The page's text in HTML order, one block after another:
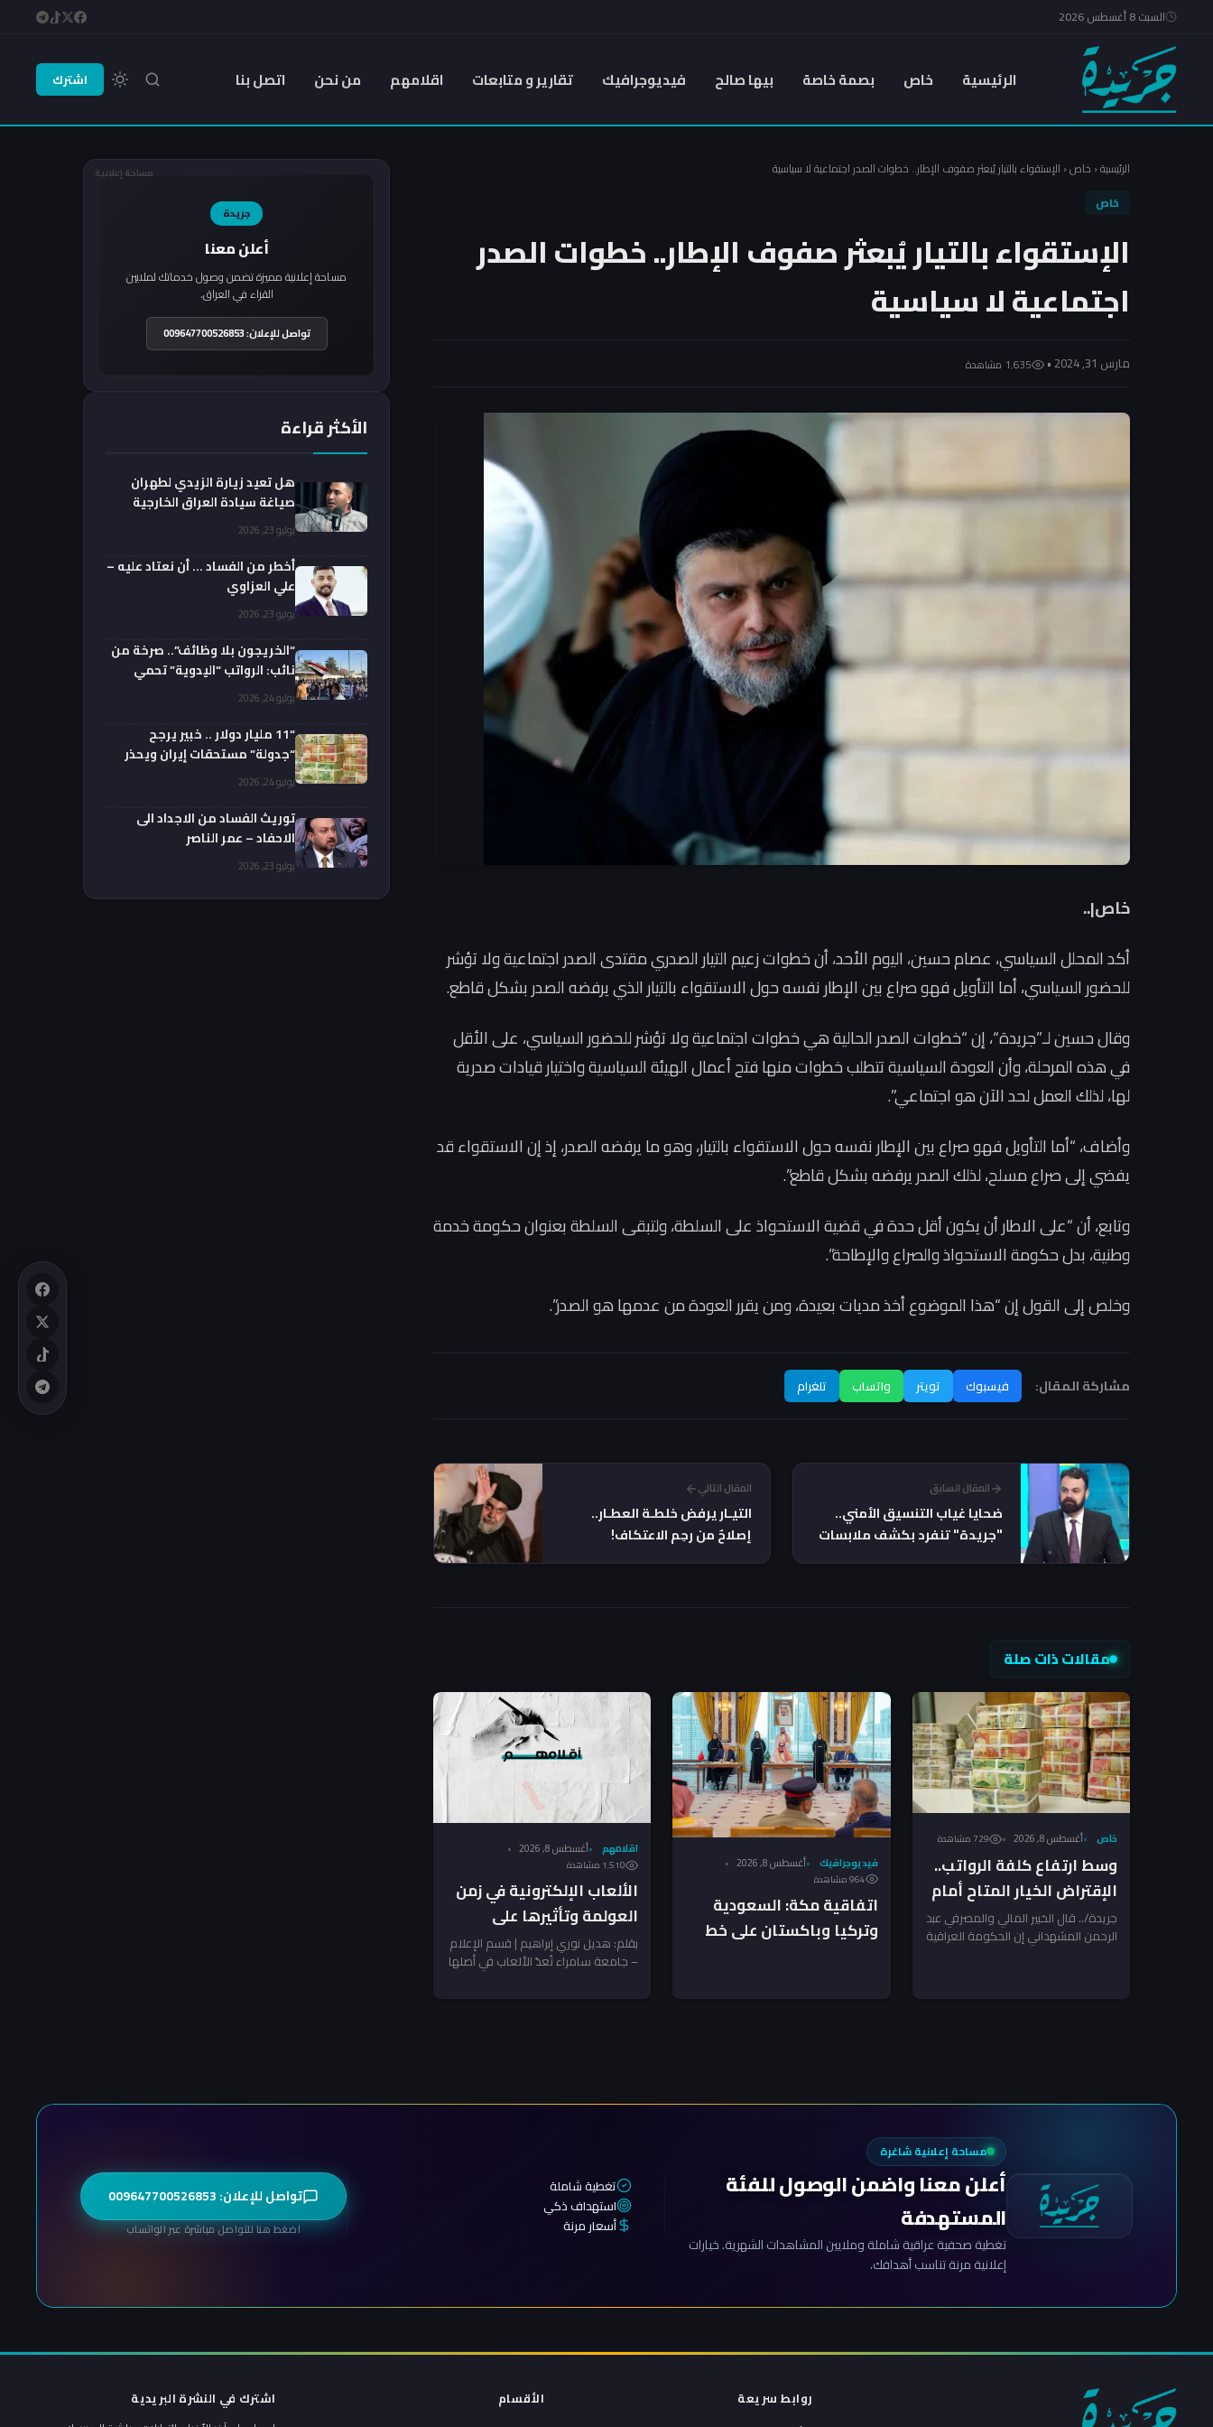
السبت 8 أغسطس 2026
الرئيسية خاص بصمة خاصة بيها صالح فيديوجرافيك تقارير و متابعات اقلامهم من نحن اتصل بنا اشترك
الرئيسية‹ خاص‹ الإستقواء بالتيار يُبعثر صفوف الإطار.. خطوات الصدر اجتماعية لا سياسية
خاص
الإستقواء بالتيار يُبعثر صفوف الإطار.. خطوات الصدر
اجتماعية لا سياسية
مارس 31, 2024 • 1٬635 مشاهدة
خاص|..
أكد المحلل السياسي، عصام حسين، اليوم الأحد، أن خطوات زعيم التيار الصدري مقتدى الصدر اجتماعية ولا تؤشر
للحضور السياسي، أما التأويل فهو صراع بين الإطار نفسه حول الاستقواء بالتيار الذي يرفضه الصدر بشكل قاطع.
وقال حسين لـ”جريدة“، إن “خطوات الصدر الحالية هي خطوات اجتماعية ولا تؤشر للحضور السياسي، على الأقل
في هذه المرحلة، وأن العودة السياسية تتطلب خطوات منها فتح أعمال الهيئة السياسية واختيار قيادات صدرية
لها، لذلك العمل لحد الآن هو اجتماعي”.
وأضاف، “أما التأويل فهو صراع بين الإطار نفسه حول الاستقواء بالتيار، وهو ما يرفضه الصدر، إذ إن الاستقواء قد
يفضي إلى صراع مسلح، لذلك الصدر يرفضه بشكل قاطع”.
وتابع، أن “على الاطار أن يكون أقل حدة في قضية الاستحواذ على السلطة، ولتبقى السلطة بعنوان حكومة خدمة
وطنية، بدل حكومة الاستحواذ والصراع والإطاحة”.
وخلص إلى القول إن “هذا الموضوع أخذ مديات بعيدة، ومن يقرر العودة من عدمها هو الصدر”.
مشاركة المقال: فيسبوك تويتر واتساب تلغرام
المقال السابق
ضحايا غياب التنسيق الأمني..
"جريدة" تنفرد بكشف ملابسات
المقال التالي
التيـار يرفض خلطـة العطـار..
إصلاحٌ من رحِم الاعتكاف!
مقالات ذات صلة
خاص أغسطس 8, 2026 729 مشاهدة
وسط ارتفاع كلفة الرواتب..
الإقتراض الخيار المتاح أمام
الحكومة العراقية – خبير
جريدة/.. قال الخبير المالي والمصرفي عبد
الرحمن المشهداني إن الحكومة العراقية
فيديوجرافيك أغسطس 8, 2026
964 مشاهدة
اتفاقية مكة: السعودية
وتركيا وباكستان على خط
اقلامهم أغسطس 8, 2026
1٬510 مشاهدة
الألعاب الإلكترونية في زمن
العولمة وتأثيرها على
السلوك العدواني لدى
الأطفال
بقلم: هديل نوري إبراهيم | قسم الإعلام
– جامعة سامراء ​تُعدّ الألعاب في أصلها
مساحة إعلانية
جريدة
أعلن معنا
مساحة إعلانية مميزة تضمن وصول خدماتك لملايين
القراء في العراق.
تواصل للإعلان: 009647700526853
الأكثر قراءة
هل تعيد زيارة الزيدي لطهران
صياغة سيادة العراق الخارجية
فعليا؟.. باحث يوضحيوليو 23, 2026
أخطر من الفساد … أن نعتاد عليه –
علي العزاوي
يوليو 23, 2026
“الخريجون بلا وظائف”.. صرخة من
نائب: الرواتب “اليدوية” تحمي
الفضائيين!يوليو 24, 2026
“11 مليار دولار .. خبير يرجح
“جدولة” مستحقات إيران ويحذر
من السداد الفورييوليو 24, 2026
توريث الفساد من الاجداد الى
الاحفاد – عمر الناصر
يوليو 23, 2026
مساحة إعلانية شاغرة
أعلن معنا واضمن الوصول للفئة
المستهدفة
تغطية صحفية عراقية شاملة وملايين المشاهدات الشهرية. خيارات
إعلانية مرنة تناسب أهدافك.
تغطية شاملة
استهداف ذكي
أسعار مرنة
تواصل للإعلان: 009647700526853
اضغط هنا للتواصل مباشرة عبر الواتساب
روابط سريعة
الأقسام
اشترك في النشرة البريدية